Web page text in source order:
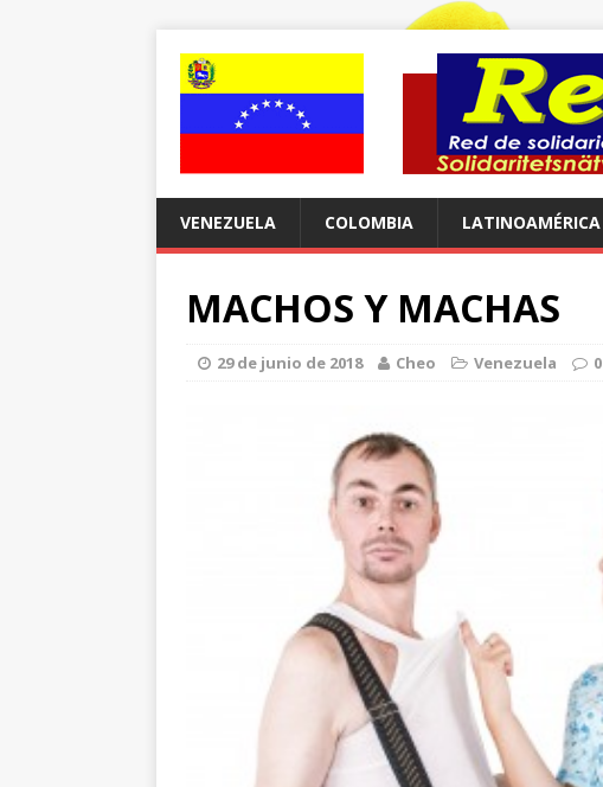
VENEZUELA COLOMBIA LATINOAMÉRICA
MACHOS Y MACHAS
29 de junio de 2018 Cheo Venezuela 0